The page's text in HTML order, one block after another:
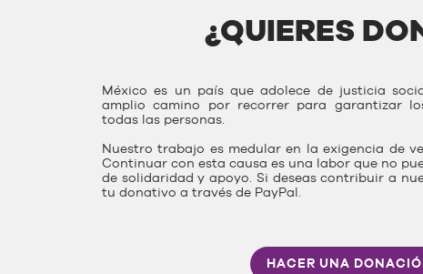
¿QUIERES
México es un país que adolece de justicia
amplio camino por recorrer para garantizar
todas las personas.
Nuestro trabajo es medular en la exigencia de
Continuar con esta causa es una labor que no
de solidaridad y apoyo. Si deseas contribuir a
tu donativo a través de PayPal.
HACER UNA